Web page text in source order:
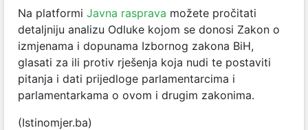
Na platformi Javna rasprava možete pročitati
detaljniju analizu Odluke kojom se donosi Zakon o
izmjenama i dopunama Izbornog zakona BiH,
glasati za ili protiv rješenja koja nudi te postaviti
pitanja i dati prijedloge parlamentarcima i
parlamentarkama o ovom i drugim zakonima.
(Istinomjer.ba)